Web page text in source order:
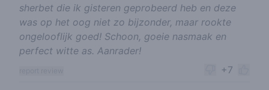
sherbet die ik gisteren geprobeerd heb en deze
was op het oog niet zo bijzonder, maar rookte
ongelooflijk goed! Schoon, goeie nasmaak en
perfect witte as. Aanrader!
+7